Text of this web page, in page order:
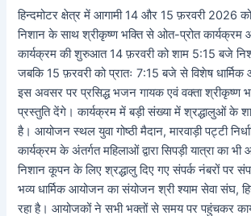
हिन्दमोटर क्षेत्र में आगामी 14 और 15 फ़रवरी 2026
निशान के साथ श्रीकृष्ण भक्ति से ओत-प्रोत कार्यक्रम
कार्यक्रम की शुरुआत 14 फ़रवरी को शाम 5:15 बजे
जबकि 15 फ़रवरी को प्रातः 7:15 बजे से विशेष
इस अवसर पर प्रसिद्ध भजन गायक एवं वक्ता श्रीकृष्ण
प्रस्तुति देंगे। कार्यक्रम में बड़ी संख्या में श्रद्धालुओं के
है। आयोजन स्थल युवा गोष्ठी मैदान, मारवाड़ी पट्टी
कार्यक्रम के अंतर्गत महिलाओं द्वारा सिपड़ी यात्रा का
निशान कूपन के लिए श्रद्धालु दिए गए संपर्क नंबरों पर
भव्य धार्मिक आयोजन का संयोजन श्री श्याम सेवा संघ,
रहा है। आयोजकों ने सभी भक्तों से समय पर पहुंचकर